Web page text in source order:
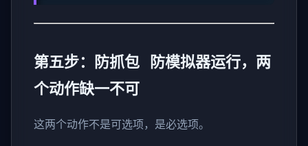
第五步：防抓包 防模拟器运行，两
个动作缺一不可
这两个动作不是可选项，是必选项。